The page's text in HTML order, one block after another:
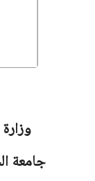
جامعة